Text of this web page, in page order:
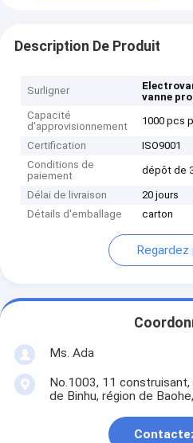
Description De Produit
Surligner
vanne
Capacité
d'approvisionnement
1000 pcs
Certification
ISO9001
Conditions de
paiement
dépôt de
Délai de livraison
20 jours
Détails d'emballage
carton
Regardez
Ms. Ada
No.1003, 11
de Binhu, région de